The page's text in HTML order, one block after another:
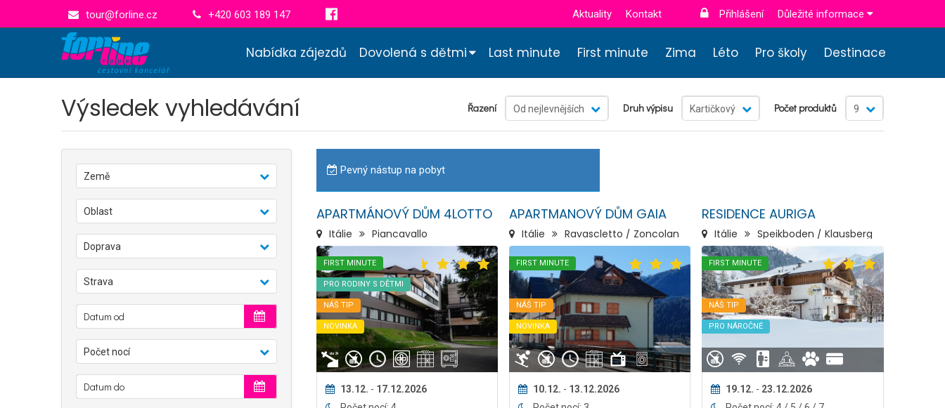
tour@forline.cz +420 603 189 147 Důležité informace
Přihlášení
Kontakt
Aktuality
Nabídka zájezdů Dovolená s dětmi Last minute First minute Zima Léto Pro školy Destinace
Výsledek vyhledávání Řazení Od nejlevnějších Druh výpisu Kartičkový Počet produktů 9
Země
Oblast
Doprava
Strava
Počet nocí
Pevný nástup na pobyt
APARTMÁNOVÝ DŮM 4LOTTO
Itálie Piancavallo
FIRST MINUTE
NÁŠ TIP
NOVINKA
PRO RODINY S DĚTMI
13.12. - 17.12.2026
APARTMANOVÝ DŮM GAIA
Itálie Ravascletto / Zoncolan
FIRST MINUTE
NÁŠ TIP
NOVINKA
10.12. - 13.12.2026
RESIDENCE AURIGA
Itálie Speikboden / Klausberg
FIRST MINUTE
NÁŠ TIP
PRO NÁROČNÉ
19.12. - 23.12.2026